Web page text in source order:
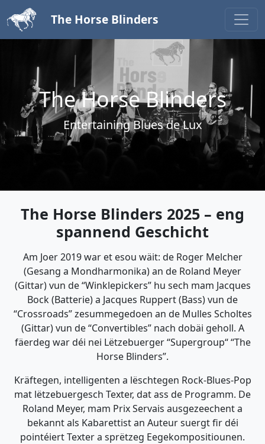
The Horse Blinders
The Horse Blinders
Entertaining Blues de Lux
The Horse Blinders 2025 – eng
spannend Geschicht
Am Joer 2019 war et esou wäit: de Roger Melcher
(Gesang a Mondharmonika) an de Roland Meyer
(Gittar) vun de “Winklepickers” hu sech mam Jacques
Bock (Batterie) a Jacques Ruppert (Bass) vun de
“Crossroads” zesummegedoen an de Mulles Scholtes
(Gittar) vun de “Convertibles” nach dobäi geholl. A
fäerdeg war déi nei Lëtzebuerger “Supergroup“ “The
Horse Blinders”.
Kräftegen, intelligenten a lëschtegen Rock-Blues-Pop
mat lëtzebuergesch Texter, dat ass de Programm. De
Roland Meyer, mam Prix Servais ausgezeechent a
bekannt als Kabarettist an Auteur suergt fir déi
pointéiert Texter a sprëtzeg Eegekompositiounen.